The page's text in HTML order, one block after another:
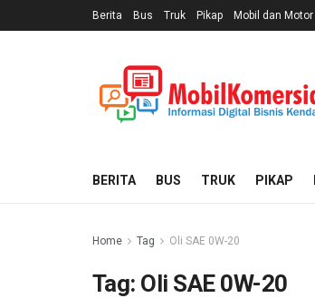
Berita Bus Truk Pikap Mobil dan Motor
BERITA BUS TRUK PIKAP
Home Tag Oli SAE 0W-20
Tag: Oli SAE 0W-20